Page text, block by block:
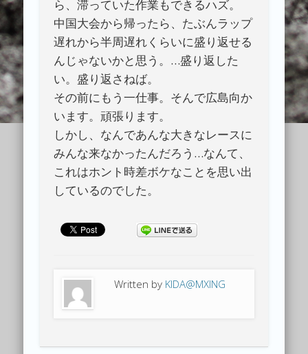
ら、滞っていた作業もできるハズ。
中国大会から帰ったら、たぶんラップ
遅れから半周遅れくらいに盛り返せる
んじゃないかと思う。…盛り返した
い。盛り返さねば。
その前にもう一仕事。そんで広島向か
います。頑張ります。
しかし、なんであんな大きなレースに
みんな来なかったんだろう…なんて、
これはホント時差ボケなことを思い出
しているのでした。
Written by KIDA@MXING